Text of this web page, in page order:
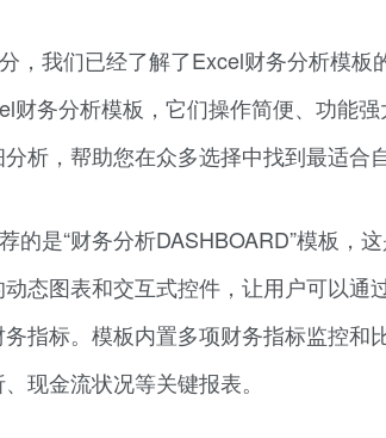
，我们已经了解了Excel财务分析模
财务分析模板，它们操作简便、功能
析，帮助您在众多选择中找到最适合
的是“财务分析DASHBOARD”模板，
态图表和交互式控件，让用户可以通
指标。模板内置多项财务指标监控
现金流状况等关键报表。